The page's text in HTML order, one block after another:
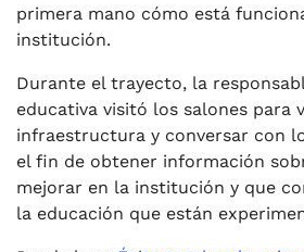
primera mano cómo está
institución.
Durante el trayecto, la
educativa visitó los salones para
infraestructura y conversar con
el fin de obtener información
mejorar en la institución y que
la educación que están